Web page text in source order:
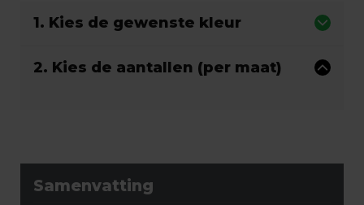
1. Kies de gewenste kleur
2. Kies de aantallen (per maat)
Samenvatting